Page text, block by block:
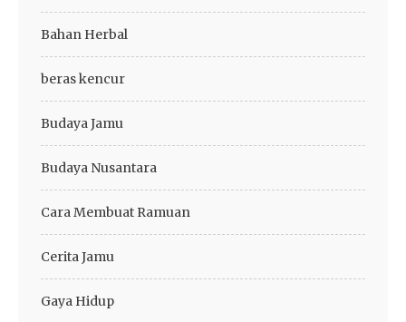
Bahan Herbal
beras kencur
Budaya Jamu
Budaya Nusantara
Cara Membuat Ramuan
Cerita Jamu
Gaya Hidup